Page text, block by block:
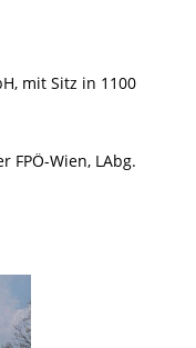
mit Sitz in 1100
FPÖ-Wien, LAbg.